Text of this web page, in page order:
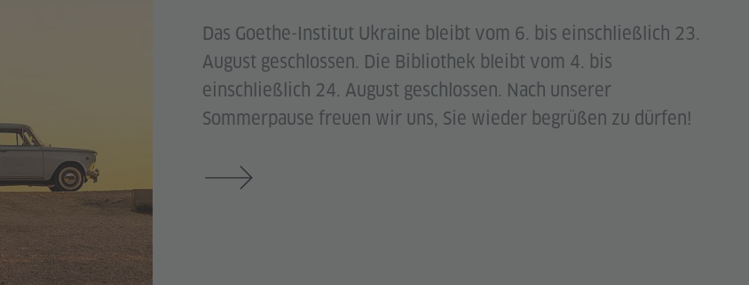
Das Goethe-Institut Ukraine bleibt vom 6. bis einschließlich 23.
August geschlossen. Die Bibliothek bleibt vom 4. bis
einschließlich 24. August geschlossen. Nach unserer
Sommerpause freuen wir uns, Sie wieder begrüßen zu dürfen!